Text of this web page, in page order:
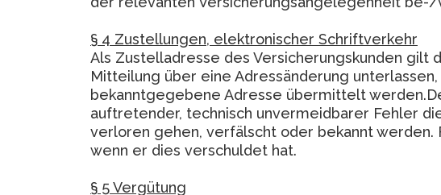
§ 4 Zustellungen, elektronischer Schriftverkehr
Als Zustelladresse des Versicherungskunden
Mitteilung über eine Adressänderung
bekanntgegebene Adresse übermittelt
auftretender, technisch unvermeidbarer Fehler
verloren gehen, verfälscht oder bekannt werden.
wenn er dies verschuldet hat.
§ 5 Vergütung